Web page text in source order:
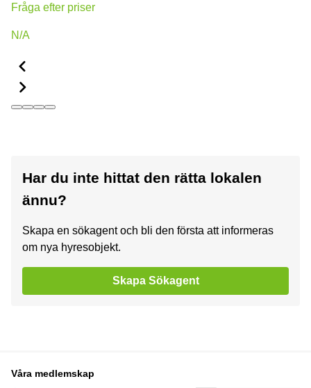
Fråga efter priser
N/A
Har du inte hittat den rätta lokalen
ännu?
Skapa en sökagent och bli den första att informeras
om nya hyresobjekt.
Skapa Sökagent
Våra medlemskap